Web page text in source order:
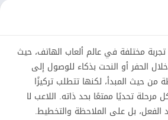
مختلفة في عالم ألعاب الهاتف، حيث
الحفر أو النحت بذكاء للوصول إلى
حيث المبدأ، لكنها تتطلب تركيزًا
مرحلة تحديًا ممتعًا بحد ذاته. اللاعب لا
الفعل، بل على الملاحظة والتخطيط.